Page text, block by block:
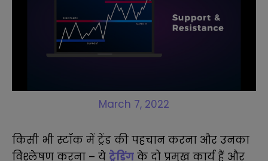
March 7, 2022
किसी भी स्टॉक में ट्रेंड की पहचान करना और उनका
विश्लेषण करना – ये ट्रेडिंग के दो प्रमुख कार्य हैं और